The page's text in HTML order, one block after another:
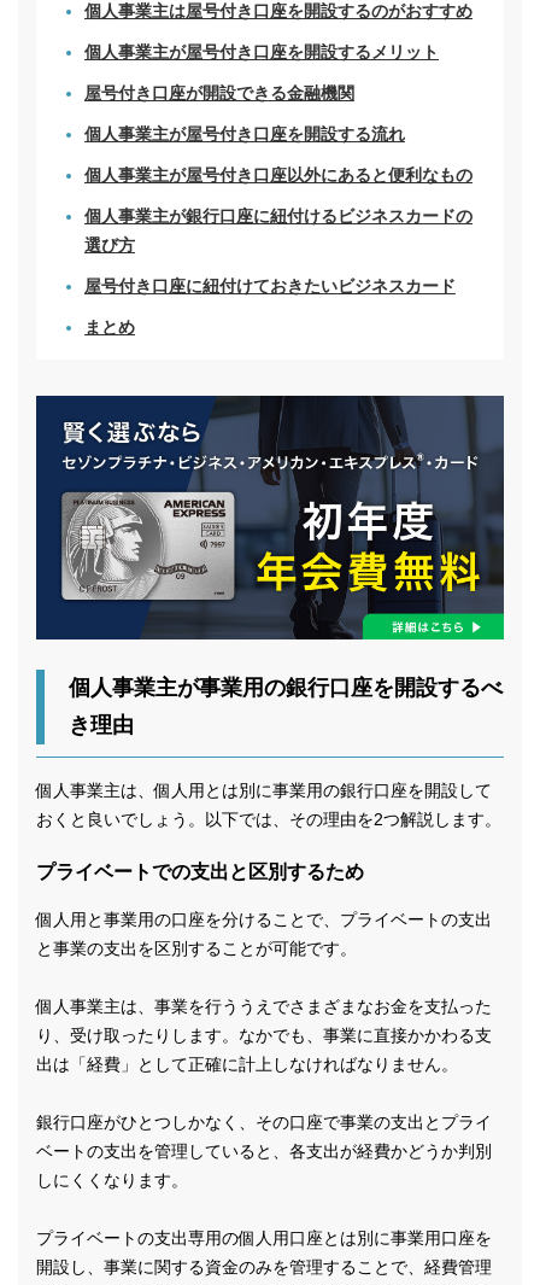
個人事業主は屋号付き口座を開設するのがおすすめ
個人事業主が屋号付き口座を開設するメリット
屋号付き口座が開設できる金融機関
個人事業主が屋号付き口座を開設する流れ
個人事業主が屋号付き口座以外にあると便利なもの
個人事業主が銀行口座に紐付けるビジネスカードの
選び方
屋号付き口座に紐付けておきたいビジネスカード
まとめ
個人事業主が事業用の銀行口座を開設するべ
き理由
個人事業主は、個人用とは別に事業用の銀行口座を開設して
おくと良いでしょう。以下では、その理由を2つ解説します。
プライベートでの支出と区別するため
個人用と事業用の口座を分けることで、プライベートの支出
と事業の支出を区別することが可能です。
個人事業主は、事業を行ううえでさまざまなお金を支払った
り、受け取ったりします。なかでも、事業に直接かかわる支
出は「経費」として正確に計上しなければなりません。
銀行口座がひとつしかなく、その口座で事業の支出とプライ
ベートの支出を管理していると、各支出が経費かどうか判別
しにくくなります。
プライベートの支出専用の個人用口座とは別に事業用口座を
開設し、事業に関する資金のみを管理することで、経費管理